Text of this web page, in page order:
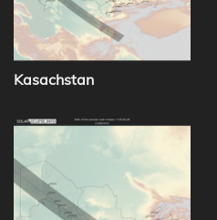
Kasachstan